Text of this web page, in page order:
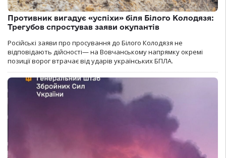
Противник вигадує «успіхи» біля Білого Колодязя:
Трегубов спростував заяви окупантів
Російські заяви про просування до Білого Колодязя не
відповідають дійсності— на Вовчанському напрямку окремі
позиції ворог втрачає від ударів українських БПЛА.